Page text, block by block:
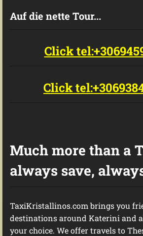
Auf die nette Tour...
Click
Click
Much more than a
always save,
TaxiKristallinos.com brings you
destinations around Katerini and
your choice. We offer travels to